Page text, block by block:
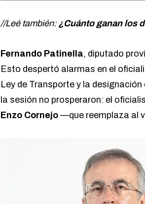
//Leé también: ¿Cuánto ganan los
Fernando Patinella, diputado
Esto despertó alarmas en el
Ley de Transporte y la
la sesión no prosperaron: el
Enzo Cornejo —que reemplaza al